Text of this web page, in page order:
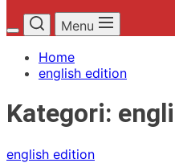
Menu
Home
english edition
Kategori:
english edition